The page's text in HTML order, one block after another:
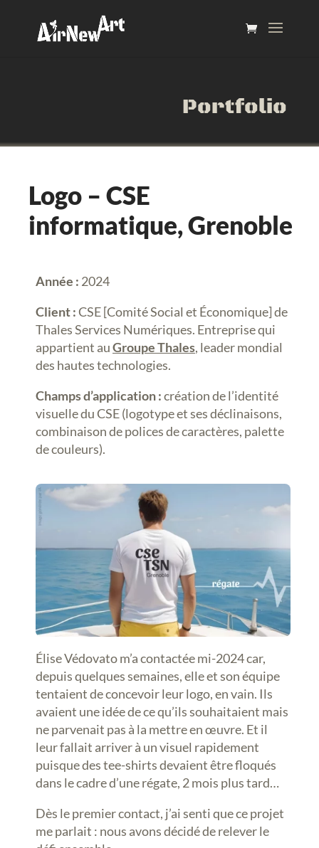
Portfolio
Logo – CSE
informatique, Grenoble
Année : 2024
Client :CSE [Comité Social et Économique] de
Thales Services Numériques. Entreprise qui
appartient auGroupe Thales, leader mondial
des hautes technologies.
Champs d’application :création de l’identité
visuelle du CSE (logotype et ses déclinaisons,
combinaison de polices de caractères, palette
de couleurs).
Élise Védovato m’a contactée mi-2024 car,
depuis quelques semaines, elle et son équipe
tentaient de concevoir leur logo, en vain. Ils
avaient une idée de ce qu’ils souhaitaient mais
ne parvenait pas à la mettre en œuvre. Et il
leur fallait arriver à un visuel rapidement
puisque des tee-shirts devaient être floqués
dans le cadre d’une régate, 2 mois plus tard…
Dès le premier contact, j’ai senti que ce projet
me parlait : nous avons décidé de relever le